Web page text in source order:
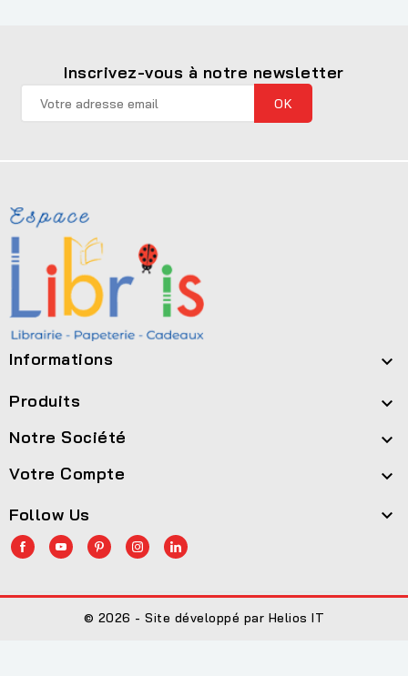
Inscrivez-vous à notre newsletter
Informations 
Produits 
Notre Société 
Votre Compte 
Follow Us 
© 2026 - Site développé par Helios IT